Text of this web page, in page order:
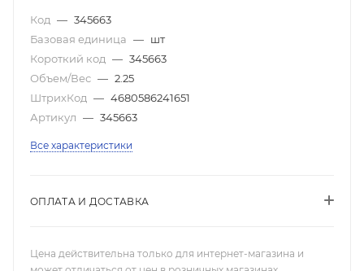
Код — 345663
Базовая единица — шт
Короткий код — 345663
Объем/Вес — 2.25
ШтрихКод — 4680586241651
Артикул — 345663
Все характеристики
ОПЛАТА И ДОСТАВКА
Цена действительна только для интернет-магазина и